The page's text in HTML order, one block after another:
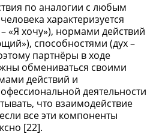
по аналогии с любым
характеризуется
«Я хочу»), нормами действий
способностями (дух –
партнёры в ходе
обмениваться своими
действий и
деятельности
что взаимодействие
все эти компоненты
[22].